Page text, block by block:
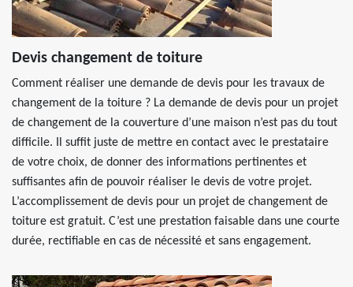
Devis changement de toiture
Comment réaliser une demande de devis pour les travaux de
changement de la toiture ? La demande de devis pour un projet
de changement de la couverture d’une maison n’est pas du tout
difficile. Il suffit juste de mettre en contact avec le prestataire
de votre choix, de donner des informations pertinentes et
suffisantes afin de pouvoir réaliser le devis de votre projet.
L’accomplissement de devis pour un projet de changement de
toiture est gratuit. C’est une prestation faisable dans une courte
durée, rectifiable en cas de nécessité et sans engagement.